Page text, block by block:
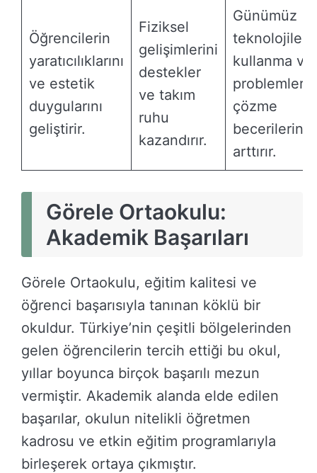
Öğrencilerin
yaratıcılıklarını
ve estetik
duygularını
geliştirir.
Fiziksel
gelişimlerini
destekler
ve takım
ruhu
kazandırır.
Günümüz
kullanma ve
problemleri
çözme
becerilerini
arttırır.
Görele Ortaokulu:
Akademik Başarıları
Görele Ortaokulu, eğitim kalitesi ve
öğrenci başarısıyla tanınan köklü bir
okuldur. Türkiye’nin çeşitli bölgelerinden
gelen öğrencilerin tercih ettiği bu okul,
yıllar boyunca birçok başarılı mezun
vermiştir. Akademik alanda elde edilen
başarılar, okulun nitelikli öğretmen
kadrosu ve etkin eğitim programlarıyla
birleşerek ortaya çıkmıştır.